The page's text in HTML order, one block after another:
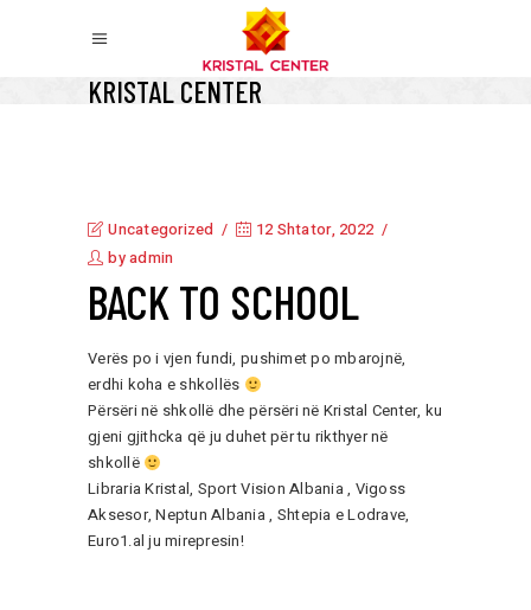
KRISTAL CENTER
Uncategorized
12 Shtator, 2022
byadmin
BACK TO SCHOOL
Verës po i vjen fundi, pushimet po mbarojnë,
erdhi koha e shkollës
Përsëri në shkollë dhe përsëri në Kristal Center, ku
gjeni gjithcka që ju duhet për tu rikthyer në
shkollë
Libraria Kristal, Sport Vision Albania , Vigoss
Aksesor, Neptun Albania , Shtepia e Lodrave,
Euro1.al ju mirepresin!